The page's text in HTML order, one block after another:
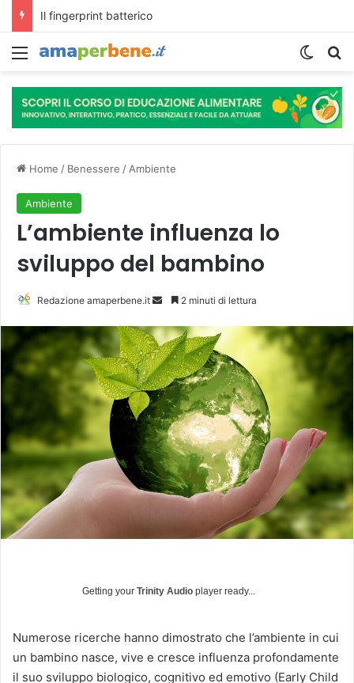
Menu
Home / Benessere / Ambiente
Ambiente
L’ambiente influenza lo
sviluppo del bambino
Redazione amaperbene.it
v
i
a
u
n
'
e
m
a
2 minuti di lettura
Getting your Trinity Audio player ready...
Numerose ricerche hanno dimostrato che l’ambiente in cui
un bambino nasce, vive e cresce influenza profondamente
il suo sviluppo biologico, cognitivo ed emotivo (Early Child